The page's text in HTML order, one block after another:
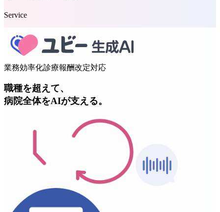
Service
業務効率化診療報酬改定対応
職種を超えて、
病院全体をAIが支える。